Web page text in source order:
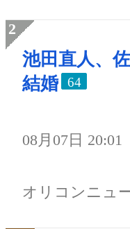
池田直人、
結婚
64
08月07日 20:01
オリコンニュ